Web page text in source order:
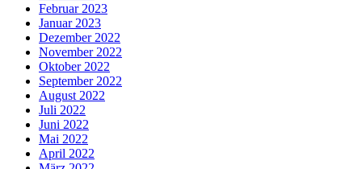
Februar 2023
Januar 2023
Dezember 2022
November 2022
Oktober 2022
September 2022
August 2022
Juli 2022
Juni 2022
Mai 2022
April 2022